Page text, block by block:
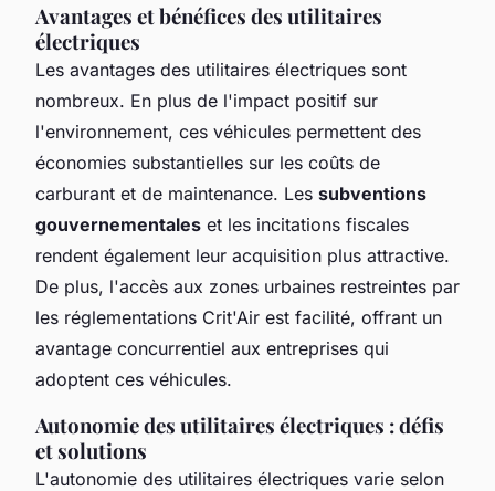
Avantages et bénéfices des utilitaires
électriques
Les avantages des utilitaires électriques sont
nombreux. En plus de l'impact positif sur
l'environnement, ces véhicules permettent des
économies substantielles sur les coûts de
carburant et de maintenance. Les subventions
gouvernementales et les incitations fiscales
rendent également leur acquisition plus attractive.
De plus, l'accès aux zones urbaines restreintes par
les réglementations Crit'Air est facilité, offrant un
avantage concurrentiel aux entreprises qui
adoptent ces véhicules.
Autonomie des utilitaires électriques : défis
et solutions
L'autonomie des utilitaires électriques varie selon